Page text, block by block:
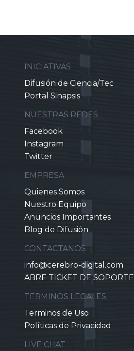
INICIATIVAS
Difusión de Ciencia/Tec
Portal Sinapsis
NUESTRAS REDES
Facebook
Instagram
Twitter
EMPRESA
Quienes Somos
Nuestro Equipo
Anuncios Importantes
Blog de Difusión
CONTACTANOS
info@cerebro-digital.com
ABRE TICKET DE SOPORTE
TERMINOS LEGALES
Terminos de Uso
Políticas de Privacidad
LIVE CHAT